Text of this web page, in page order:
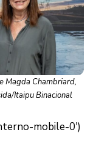
Magda Chambriard,
Itaipu Binacional